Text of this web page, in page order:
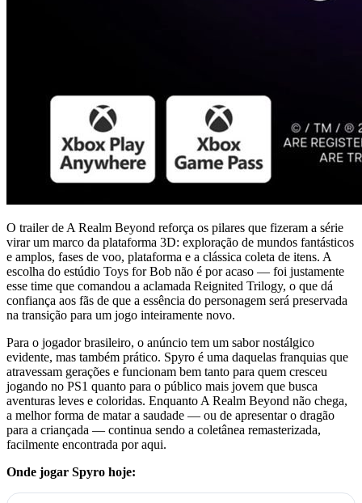
O trailer de A Realm Beyond reforça os pilares que fizeram a série
virar um marco da plataforma 3D: exploração de mundos fantásticos
e amplos, fases de voo, plataforma e a clássica coleta de itens. A
escolha do estúdio Toys for Bob não é por acaso — foi justamente
esse time que comandou a aclamada Reignited Trilogy, o que dá
confiança aos fãs de que a essência do personagem será preservada
na transição para um jogo inteiramente novo.
Para o jogador brasileiro, o anúncio tem um sabor nostálgico
evidente, mas também prático. Spyro é uma daquelas franquias que
atravessam gerações e funcionam bem tanto para quem cresceu
jogando no PS1 quanto para o público mais jovem que busca
aventuras leves e coloridas. Enquanto A Realm Beyond não chega,
a melhor forma de matar a saudade — ou de apresentar o dragão
para a criançada — continua sendo a coletânea remasterizada,
facilmente encontrada por aqui.
Onde jogar Spyro hoje: